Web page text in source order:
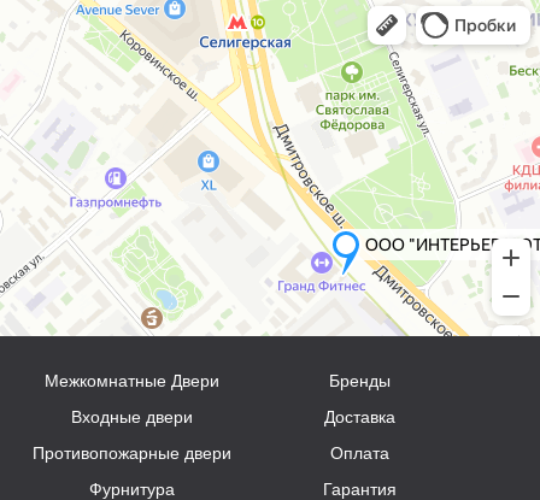
Межкомнатные Двери
Входные двери
Противопожарные двери
Фурнитура
Бренды
Доставка
Оплата
Гарантия